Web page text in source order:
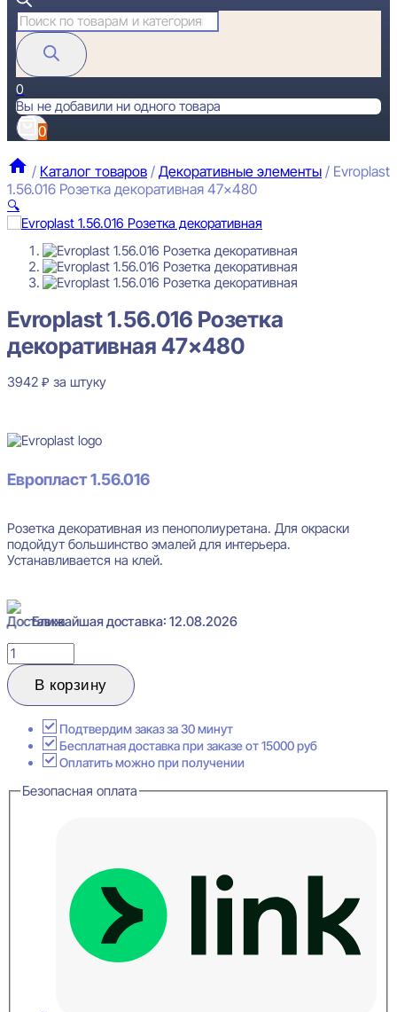
Поиск
товаров
0
Вы не добавили ни одного товара
0
/ Каталог товаров / Декоративные элементы / Evroplast
1.56.016 Розетка декоративная 47×480
🔍
Evroplast 1.56.016 Розетка декоративная 47x480
3942₽ за штуку
Evroplast 1.56.016 Розетка
декоративная 47×480
3942 ₽ за штуку
Европласт 1.56.016
Розетка декоративная из пенополиуретана. Для окраски
подойдут большинство эмалей для интерьера.
Устанавливается на клей.
Ближайшая доставка: 12.08.2026
Количество
товара
Evroplast
1.56.016
декоративная
47x480
В корзину
Подтвердим заказ за 30 минут
Бесплатная доставка при заказе от 15000 руб
Оплатить можно при получении
Безопасная оплата